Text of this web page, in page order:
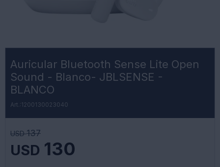
Auricular Bluetooth Sense Lite Open
Sound - Blanco- JBLSENSE -
BLANCO
1200130023040
USD 130
USD 137